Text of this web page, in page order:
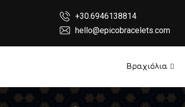
+30.6946138814
hello@epicobracelets.com
Βραχιόλια